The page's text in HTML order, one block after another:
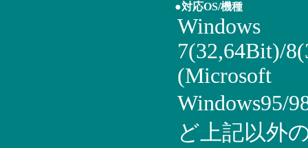
●対応OS/機種
Windows
7(32,64Bit)/
(Microsoft
Windows95/
ど上記以外